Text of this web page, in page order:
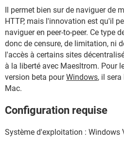
Il permet bien sur de naviguer de
HTTP, mais l'innovation est qu'il
naviguer en peer-to-peer. Ce type
donc de censure, de limitation, ni
l'accès à certains sites
à la liberté avec Maesltrom. Pour
version beta pourWindows, il
Mac.
Configuration requise
Système d'exploitation : Windows